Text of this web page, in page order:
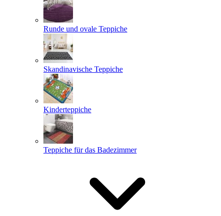
Runde und ovale Teppiche
Skandinavische Teppiche
Kinderteppiche
Teppiche für das Badezimmer